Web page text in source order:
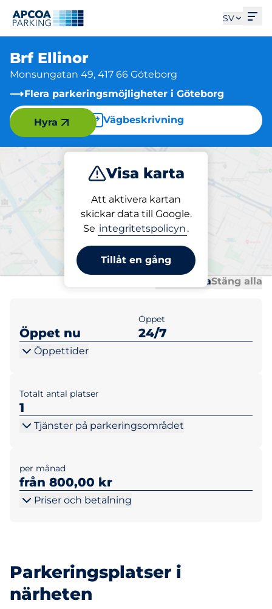
SV
Brf Ellinor
Monsungatan 49, 417 66 Göteborg
Flera parkeringsmöjligheter i Göteborg
Vägbeskrivning
Visa karta
Att aktivera kartan
skickar data till Google.
Se integritetspolicyn .
Tillåt en gång
Hyra
Parkera
Parkering på plats
Brf Ellinor
Öppna allaStäng alla
Öppet nu
Öppet
24/7
Öppettider
Totalt antal platser
1
Tjänster på parkeringsområdet
per månad
från 800,00 kr
Priser och betalning
Parkeringsplatser i
närheten